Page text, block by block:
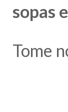
sopas
Tome